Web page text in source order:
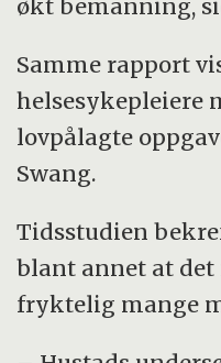
økt bemanning,
Samme rapport
helsesykepleiere
lovpålagte
Swang.
Tidsstudien
blant annet at
fryktelig mange